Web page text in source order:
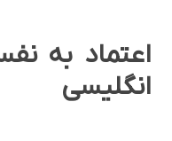
اعتماد به
انگلیسی